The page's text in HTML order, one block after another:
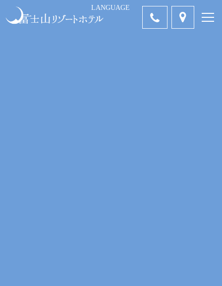
LANGUAGE
ENGLISH
คำไทย
Tiếng Việt
中国語-簡体
日本語